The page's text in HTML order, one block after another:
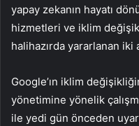
yapay zekanın hayatı
hizmetleri ve iklim
halihazırda yararlanan
Google’ın iklim
yönetimine yönelik
ile yedi gün önceden